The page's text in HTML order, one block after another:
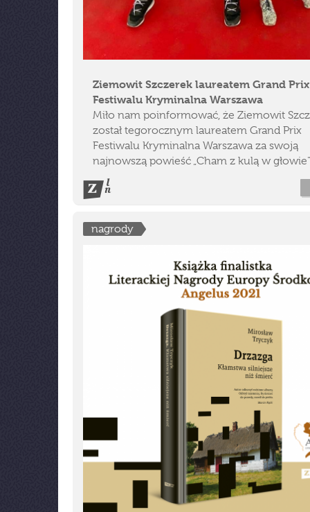
Ziemowit Szczerek laureatem Grand Prix
Festiwalu Kryminalna Warszawa
Miło nam poinformować, że Ziemowit
został tegorocznym laureatem Grand Prix
Festiwalu Kryminalna Warszawa za swoją
najnowszą powieść „Cham z kulą w
nagrody